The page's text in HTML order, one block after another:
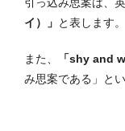
イ）」 と表します。
また、 「shy and
み思案である」と